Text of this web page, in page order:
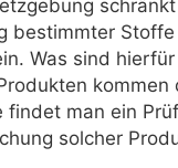
bestimmter Stoffe
Was sind
kommen
findet man ein
solcher